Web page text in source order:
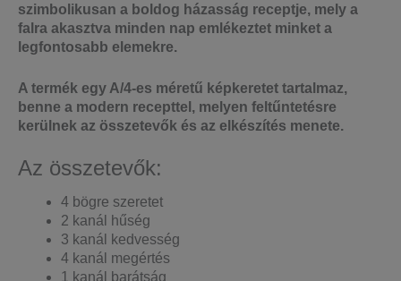
szimbolikusan a boldog házasság receptje, mely a
falra akasztva minden nap emlékeztet minket a
legfontosabb elemekre.
A termék egy A/4-es méretű képkeretet tartalmaz,
benne a modern recepttel, melyen feltűntetésre
kerülnek az összetevők és az elkészítés menete.
Az összetevők:
4 bögre szeretet
2 kanál hűség
3 kanál kedvesség
4 kanál megértés
1 kanál barátság